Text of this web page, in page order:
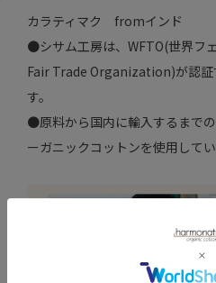
カラティマク fromインド
●シサム工房は、WFTO(世界フ
Fair Trade Organization)が認証
す。
●原料から国内に輸入するまで
ーガニックコットンを使用してい